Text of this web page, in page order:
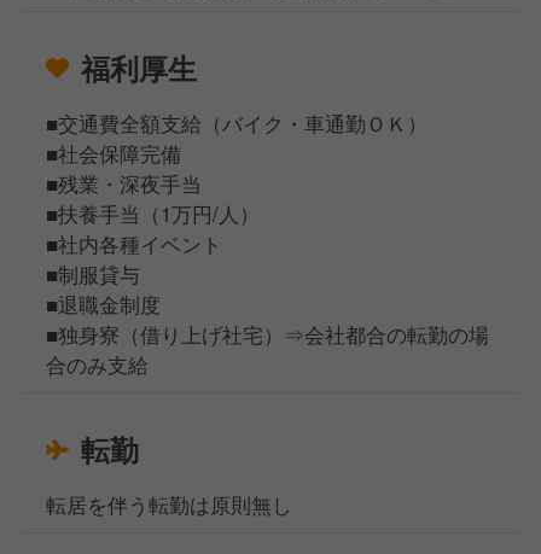
福利厚生
■交通費全額⽀給（バイク・⾞通勤ＯＫ）
■社会保障完備
■残業・深夜⼿当
■扶養手当（1万円/人）
■社内各種イベント
■制服貸与
■退職金制度
■独身寮（借り上げ社宅）⇒会社都合の転勤の場
合のみ支給
転勤
転居を伴う転勤は原則無し